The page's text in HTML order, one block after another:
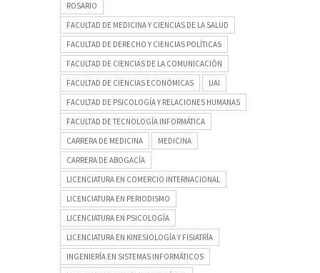
ROSARIO
FACULTAD DE MEDICINA Y CIENCIAS DE LA SALUD
FACULTAD DE DERECHO Y CIENCIAS POLÍTICAS
FACULTAD DE CIENCIAS DE LA COMUNICACIÓN
FACULTAD DE CIENCIAS ECONÓMICAS
UAI
FACULTAD DE PSICOLOGÍA Y RELACIONES HUMANAS
FACULTAD DE TECNOLOGÍA INFORMÁTICA
CARRERA DE MEDICINA
MEDICINA
CARRERA DE ABOGACÍA
LICENCIATURA EN COMERCIO INTERNACIONAL
LICENCIATURA EN PERIODISMO
LICENCIATURA EN PSICOLOGÍA
LICENCIATURA EN KINESIOLOGÍA Y FISIATRÍA
INGENIERÍA EN SISTEMAS INFORMÁTICOS